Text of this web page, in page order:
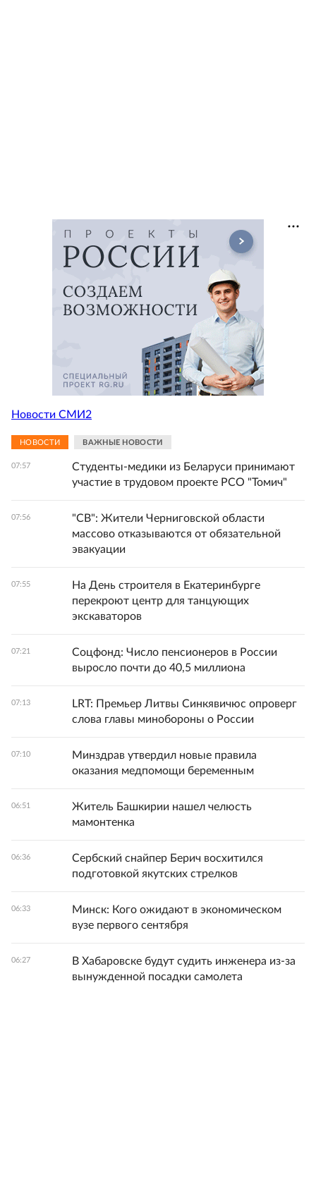
Новости СМИ2
НОВОСТИ ВАЖНЫЕ НОВОСТИ
07:57
Студенты-медики из Беларуси принимают
участие в трудовом проекте РСО "Томич"
07:56
"СВ": Жители Черниговской области
массово отказываются от обязательной
эвакуации
07:55
На День строителя в Екатеринбурге
перекроют центр для танцующих
экскаваторов
07:21
Соцфонд: Число пенсионеров в России
выросло почти до 40,5 миллиона
07:13
LRT: Премьер Литвы Синкявичюс опроверг
слова главы минобороны о России
07:10
Минздрав утвердил новые правила
оказания медпомощи беременным
06:51
Житель Башкирии нашел челюсть
мамонтенка
06:36
Сербский снайпер Берич восхитился
подготовкой якутских стрелков
06:33
Минск: Кого ожидают в экономическом
вузе первого сентября
06:27
В Хабаровске будут судить инженера из-за
вынужденной посадки самолета